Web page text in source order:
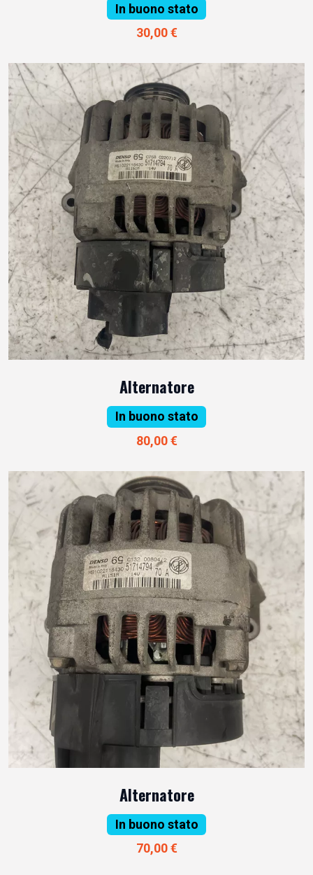
In buono stato
30,00 €
Alternatore
In buono stato
80,00 €
Alternatore
In buono stato
70,00 €